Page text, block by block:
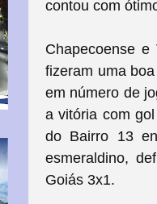
contou com
Chapecoense
fizeram uma
em número de
a vitória com
do Bairro 13
esmeraldino,
Goiás 3x1.